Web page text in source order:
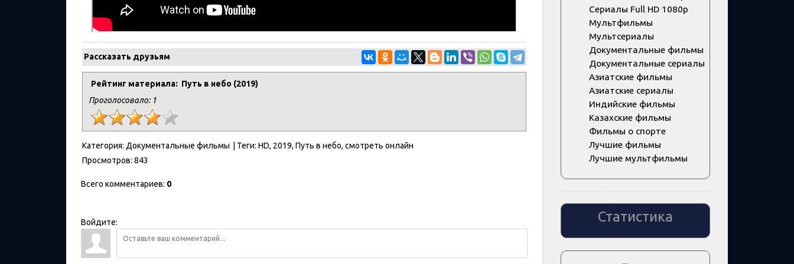
Рассказать друзьям
Рейтинг материала: Путь в небо (2019)
Проголосовало: 1
Категория: Документальные фильмы Теги: HD, 2019, Путь в небо, смотреть онлайн
Просмотров: 843
Всего комментариев: 0
Войдите:
Сериалы Full HD 1080p
Мультфильмы
Мультсериалы
Документальные фильмы
Документальные сериалы
Азиатские фильмы
Азиатские сериалы
Индийские фильмы
Казахские фильмы
Фильмы о спорте
Лучшие фильмы
Лучшие мультфильмы
Статистика